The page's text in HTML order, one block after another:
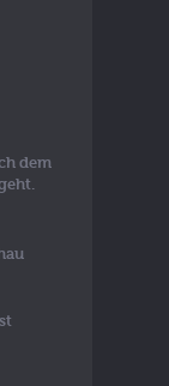
dem